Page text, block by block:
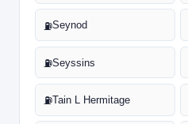
⛽Seynod
⛽Seyssins
⛽Tain L Hermitage